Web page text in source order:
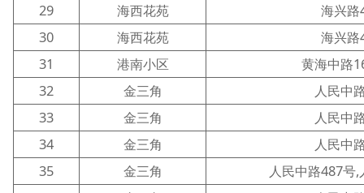
29
海西花苑
海兴路
30
海西花苑
海兴路
31
港南小区
黄海中路
32
金三角
人民中
33
金三角
人民中
34
金三角
人民中
35
金三角
人民中路487号